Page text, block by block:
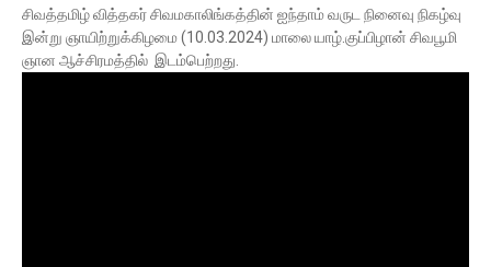
சிவத்தமிழ் வித்தகர் சிவமகாலிங்கத்தின் ஐந்தாம் வருட நினைவு நிகழ்வு
இன்று ஞாயிற்றுக்கிழமை (10.03.2024) மாலை யாழ்.குப்பிழான் சிவபூமி
ஞான ஆச்சிரமத்தில் இடம்பெற்றது.